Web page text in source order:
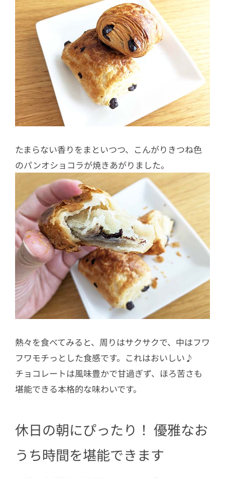
たまらない香りをまといつつ、こんがりきつね色
のパンオショコラが焼きあがりました。
熱々を食べてみると、周りはサクサクで、中はフワ
フワモチっとした食感です。これはおいしい♪
チョコレートは風味豊かで甘過ぎず、ほろ苦さも
堪能できる本格的な味わいです。
休日の朝にぴったり！ 優雅なお
うち時間を堪能できます